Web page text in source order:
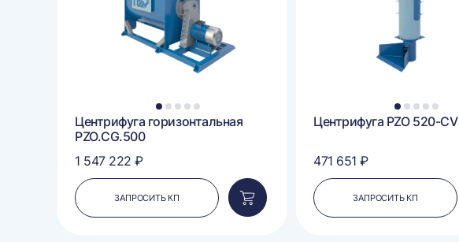
1 2 3 4 5
Центрифуга горизонтальная
PZO.CG.500
1 547 222 ₽
ЗАПРОСИТЬ КП
Добавить
в
1 2 3 4 5
Центрифуга PZO 520-CV
471 651 ₽
ЗАПРОСИТЬ КП